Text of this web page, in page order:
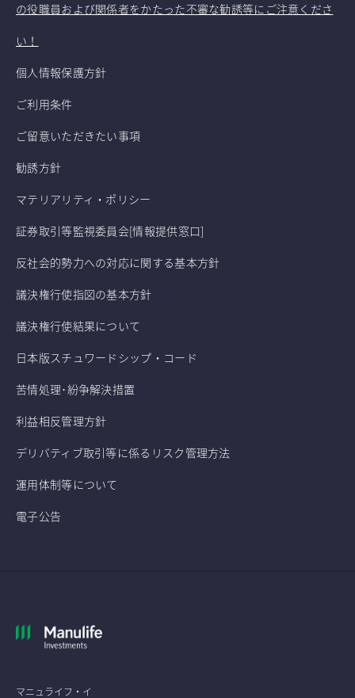
の役職員および関係者をかたった不審な勧誘等にご注意くださ
い！
個人情報保護方針
ご利用条件
ご留意いただきたい事項
勧誘方針
マテリアリティ・ポリシー
証券取引等監視委員会[情報提供窓口]
反社会的勢力への対応に関する基本方針
議決権行使指図の基本方針
議決権行使結果について
日本版スチュワードシップ・コード
苦情処理･紛争解決措置
利益相反管理方針
デリバティブ取引等に係るリスク管理方法
運用体制等について
電子公告
マニュライフ・イ